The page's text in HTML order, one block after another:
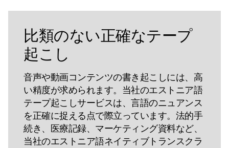
比類のない正確なテープ
起こし
音声や動画コンテンツの書き起こしには、高
い精度が求められます。当社のエストニア語
テープ起こしサービスは、言語のニュアンス
を正確に捉える点で際立っています。法的手
続き、医療記録、マーケティング資料など、
当社のエストニア語ネイティブトランスクラ